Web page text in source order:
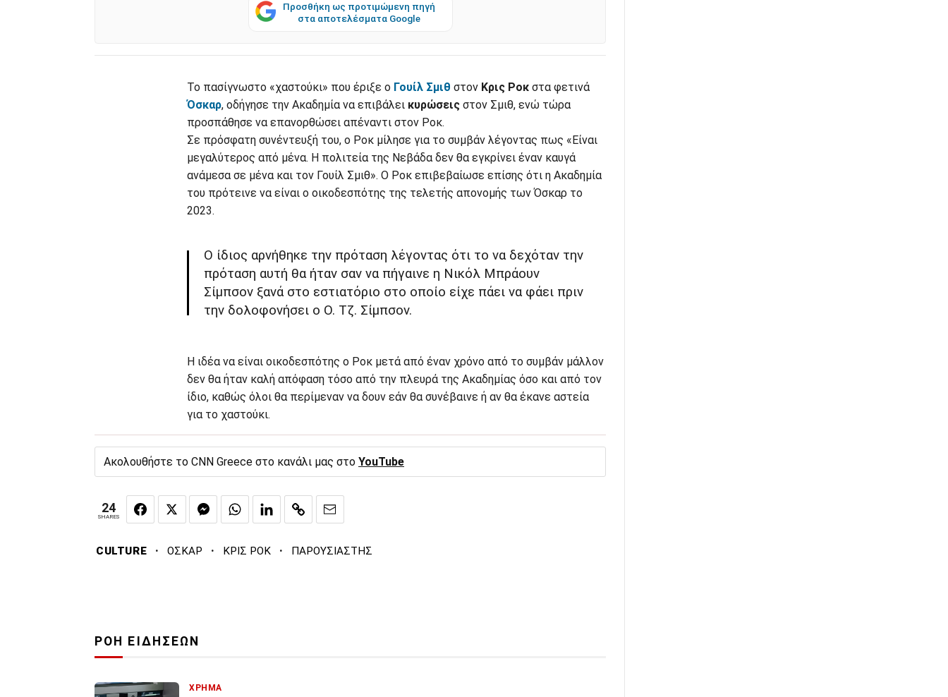
Προσθήκη ως προτιμώμενη πηγή
στα αποτελέσματα Google
Το πασίγνωστο «χαστούκι» που έριξε ο Γουίλ Σμιθ στον Κρις Ροκστα φετινά
Όσκαρ, οδήγησε την Ακαδημία να επιβάλει κυρώσεις στον Σμιθ, ενώ τώρα
προσπάθησε να επανορθώσει απέναντι στον Ροκ.
Σε πρόσφατη συνέντευξή του, ο Ροκ μίλησε για το συμβάν λέγοντας πως «Είναι
μεγαλύτερος από μένα. Η πολιτεία της Νεβάδα δεν θα εγκρίνει έναν καυγά
ανάμεσα σε μένα και τον Γουίλ Σμιθ». Ο Ροκ επιβεβαίωσε επίσης ότι η Ακαδημία
του πρότεινε να είναι ο οικοδεσπότης της τελετής απονομής των Όσκαρ το
2023.
Ο ίδιος αρνήθηκε την πρόταση λέγοντας ότι το να δεχόταν την
πρόταση αυτή θα ήταν σαν να πήγαινε η Νικόλ Μπράουν
Σίμπσον ξανά στο εστιατόριο στο οποίο είχε πάει να φάει πριν
την δολοφονήσει ο Ο. Τζ. Σίμπσον.
Η ιδέα να είναι οικοδεσπότης ο Ροκ μετά από έναν χρόνο από το συμβάν μάλλον
δεν θα ήταν καλή απόφαση τόσο από την πλευρά της Ακαδημίας όσο και από τον
ίδιο, καθώς όλοι θα περίμεναν να δουν εάν θα συνέβαινε ή αν θα έκανε αστεία
για το χαστούκι.
Ακολουθήστε το CNN Greece στο κανάλι μας στο YouTube
24
SHARES
CULTURE · ΟΣΚΑΡ · ΚΡΙΣ ΡΟΚ · ΠΑΡΟΥΣΙΑΣΤΗΣ
ΡΟΗ ΕΙΔΗΣΕΩΝ
ΧΡΗΜΑ